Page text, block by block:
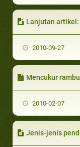
Lanjutan
2010-09-27
Mencukur
2010-02-07
Jenis-jenis